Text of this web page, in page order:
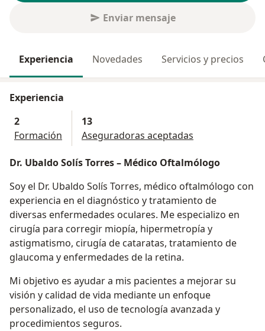
Enviar mensaje
Experiencia Novedades Servicios y precios
Experiencia
2
Formación
13
Aseguradoras aceptadas
Dr. Ubaldo Solís Torres – Médico Oftalmólogo
Soy el Dr. Ubaldo Solís Torres, médico oftalmólogo con
experiencia en el diagnóstico y tratamiento de
diversas enfermedades oculares. Me especializo en
cirugía para corregir miopía, hipermetropía y
astigmatismo, cirugía de cataratas, tratamiento de
glaucoma y enfermedades de la retina.
Mi objetivo es ayudar a mis pacientes a mejorar su
visión y calidad de vida mediante un enfoque
personalizado, el uso de tecnología avanzada y
procedimientos seguros.